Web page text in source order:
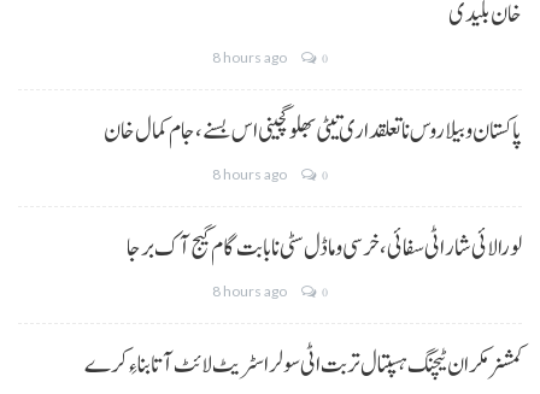
خان بلیدی
8 hours ago 0
پاکستان و بیلاروس نا تعلقداری تیٹی بھلو گچینی اس بسنے، جام کمال خان
8 hours ago 0
لورالائی شار اٹی سفائی، خرسی و ماڈل سٹی نا بابت گام گیج آک برجا
8 hours ago 0
کمشنر مکران ٹیچنگ ہسپتال تربت اٹی سولر اسٹریٹ لائٹ آتا بناءِ کرے